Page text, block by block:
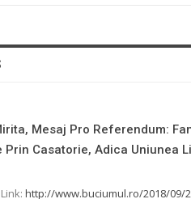
Mesaj Pro Referendum:
Prin Casatorie, Adica Uniunea
http://www.buciumul.ro/2018/